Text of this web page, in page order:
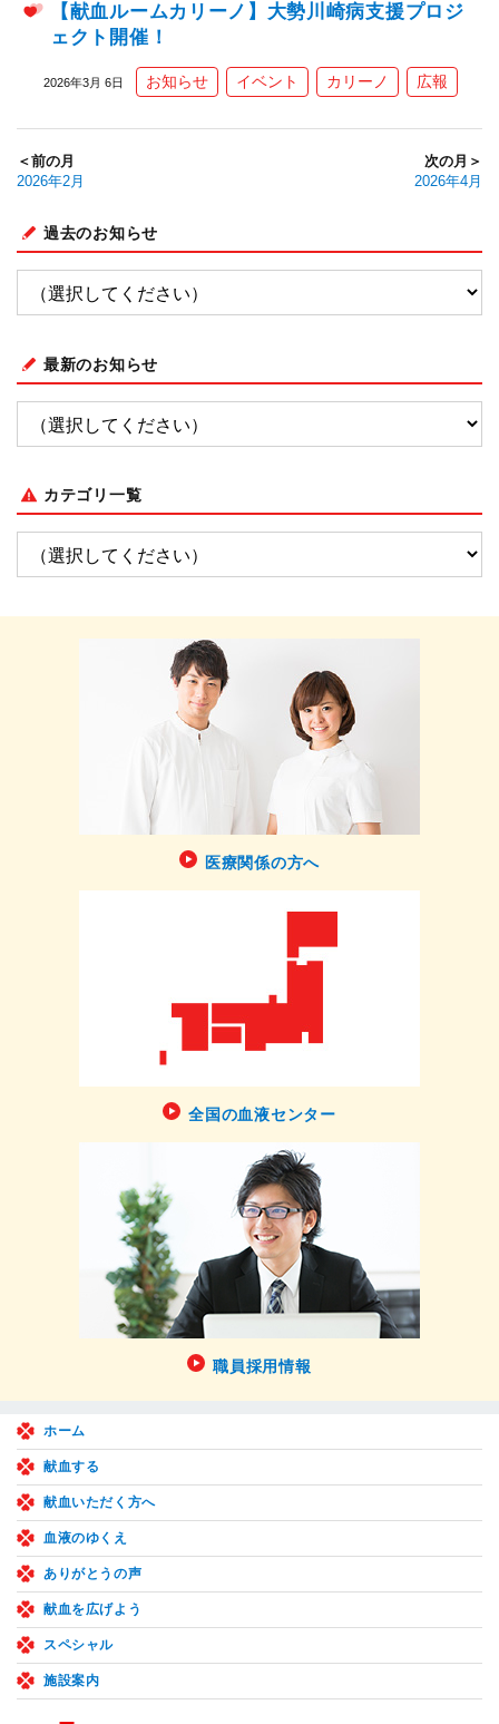
【献血ルームカリーノ】大勢川崎病支援プロジ
ェクト開催！
2026年3月 6日 お知らせ イベント カリーノ 広報
＜前の月
2026年2月
次の月＞
2026年4月
過去のお知らせ
最新のお知らせ
カテゴリ一覧
医療関係の方へ
全国の血液センター
職員採用情報
ホーム
献血する
献血いただく方へ
血液のゆくえ
ありがとうの声
献血を広げよう
スペシャル
施設案内